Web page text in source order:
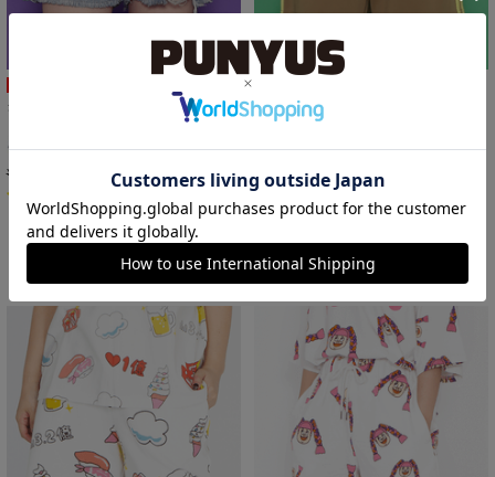
ダメージデニムショートパンツ
¥5,500 27%OFF
フードジャージショートパンツ
¥4,950￥4,000 19%OFF
34